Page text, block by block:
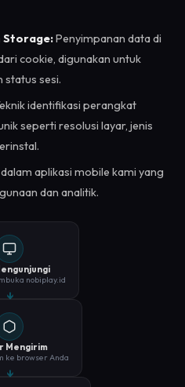
Storage:Penyimpanan data di
cookie, digunakan untuk
sesi.
identifikasi perangkat
seperti resolusi layar, jenis
aplikasi mobile kami yang
dan analitik.
nobiplay.id
Mengirim
ke browser Anda